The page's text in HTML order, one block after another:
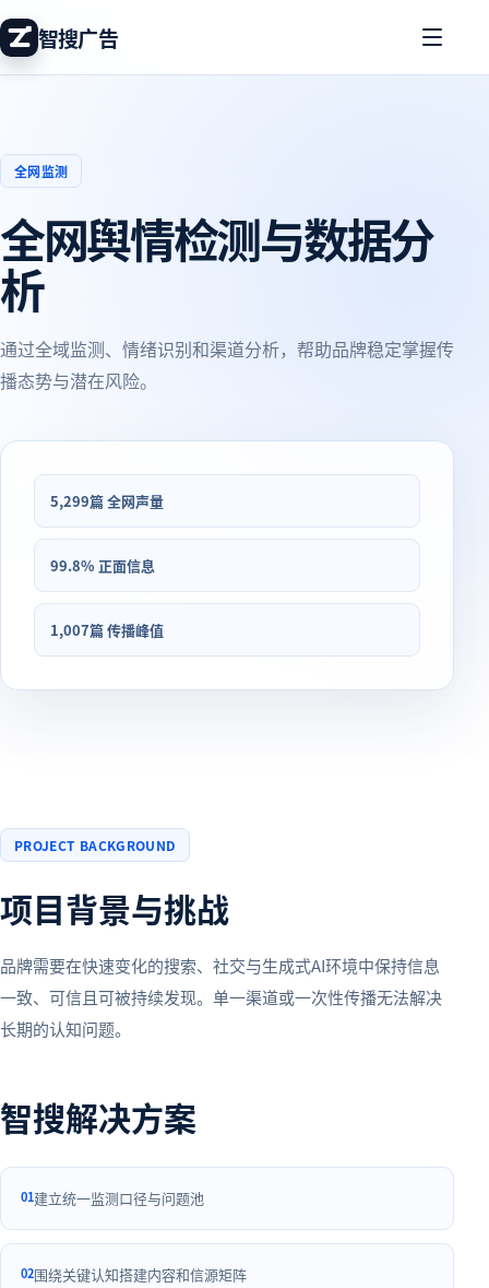
智搜广告
全网监测
全网舆情检测与数据分
析
通过全域监测、情绪识别和渠道分析，帮助品牌稳定掌握传
播态势与潜在风险。
5,299篇 全网声量
99.8% 正面信息
1,007篇 传播峰值
PROJECT BACKGROUND
项目背景与挑战
品牌需要在快速变化的搜索、社交与生成式AI环境中保持信息
一致、可信且可被持续发现。单一渠道或一次性传播无法解决
长期的认知问题。
智搜解决方案
01建立统一监测口径与问题池
02围绕关键认知搭建内容和信源矩阵